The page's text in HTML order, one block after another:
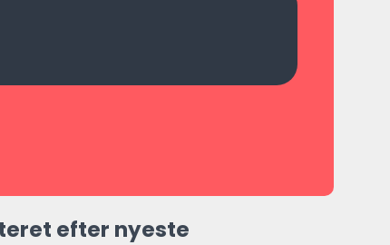
efter nyeste